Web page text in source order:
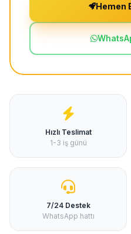
Hemen
Hızlı Teslimat
1-3 iş günü
7/24 Destek
WhatsApp hattı